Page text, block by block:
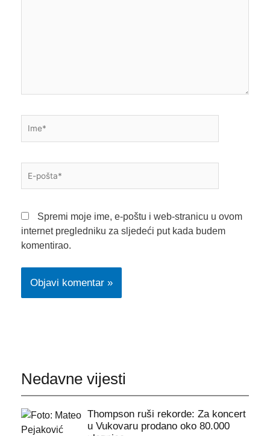
pošta*
Spremi moje ime, e-poštu i web-stranicu u ovom
internet pregledniku za sljedeći put kada budem
komentirao.
Nedavne vijesti
Thompson ruši rekorde: Za koncert
u Vukovaru prodano oko 80.000